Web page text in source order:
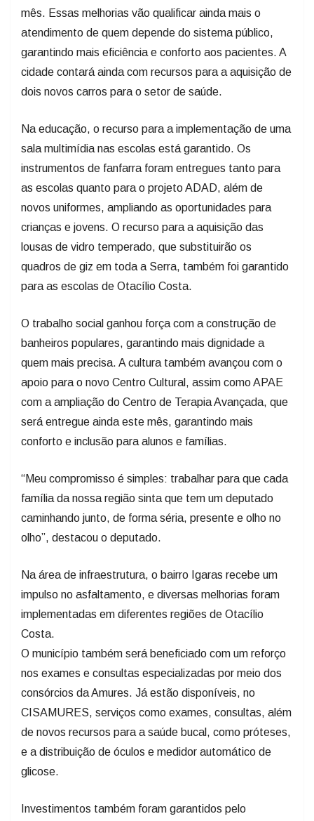
mês. Essas melhorias vão qualificar ainda mais o
atendimento de quem depende do sistema público,
garantindo mais eficiência e conforto aos pacientes. A
cidade contará ainda com recursos para a aquisição de
dois novos carros para o setor de saúde.
Na educação, o recurso para a implementação de uma
sala multimídia nas escolas está garantido. Os
instrumentos de fanfarra foram entregues tanto para
as escolas quanto para o projeto ADAD, além de
novos uniformes, ampliando as oportunidades para
crianças e jovens. O recurso para a aquisição das
lousas de vidro temperado, que substituirão os
quadros de giz em toda a Serra, também foi garantido
para as escolas de Otacílio Costa.
O trabalho social ganhou força com a construção de
banheiros populares, garantindo mais dignidade a
quem mais precisa. A cultura também avançou com o
apoio para o novo Centro Cultural, assim como APAE
com a ampliação do Centro de Terapia Avançada, que
será entregue ainda este mês, garantindo mais
conforto e inclusão para alunos e famílias.
“Meu compromisso é simples: trabalhar para que cada
família da nossa região sinta que tem um deputado
caminhando junto, de forma séria, presente e olho no
olho”, destacou o deputado.
Na área de infraestrutura, o bairro Igaras recebe um
impulso no asfaltamento, e diversas melhorias foram
implementadas em diferentes regiões de Otacílio
Costa.
O município também será beneficiado com um reforço
nos exames e consultas especializadas por meio dos
consórcios da Amures. Já estão disponíveis, no
CISAMURES, serviços como exames, consultas, além
de novos recursos para a saúde bucal, como próteses,
e a distribuição de óculos e medidor automático de
glicose.
Investimentos também foram garantidos pelo